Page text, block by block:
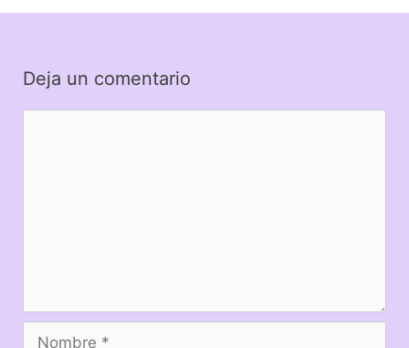
Deja un comentario